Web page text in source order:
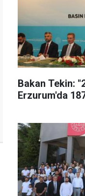
Bakan Tekin:
Erzurum'da